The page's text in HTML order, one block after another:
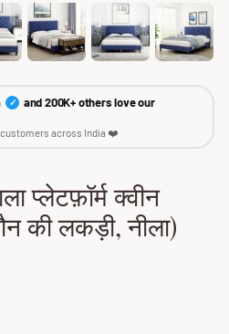
✓
and 200K+ others love our
customers across India ❤️
प्लेटफ़ॉर्म क्वीन
की लकड़ी, नीला)